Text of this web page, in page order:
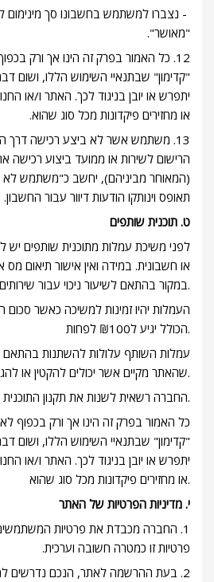
- נצברו למשתמש בחשבונו סך
"מאושר".
"קדימון" שבתנאיי השימוש הללו, ושום
יתפרש או יובן בניגוד לכך. האתר ו/או
או מחזירים פיקדונות מכל סוג שהוא.
13. משתמש אשר לא ביצע רכישה
הרישום לשירות או ממועד ביצוע רכישה
(המאוחר מביניהם), יחשב כ"משתמש לא
תאופס וינותקו הודעות דיוור עבור החשבון.
ט. תוכנית שותפים
או חשבונית. במידה ואין אישור תיאום מס
במקור בהתאם לשיעור ניכוי עבור שירותים ונכסים.
הכולל יגיע ל₪100 לפחות.
שהאתר מקיים אשר יכולים להקטין או להגדיל את העמלות בהתאם.
4. החברה רשאית לשנות את תקנון התוכנית בכל עת.
"קדימון" שבתנאיי השימוש הללו, ושום
יתפרש או יובן בניגוד לכך. האתר ו/או
או מחזירים פיקדונות מכל סוג שהוא.
י. מדיניות הפרטיות של האתר
1. החברה מכבדת את פרטיות
פרטיות זו כמטרה חשובה וערכית.
2. בעת ההרשמה לאתר, הנכם נדרשים